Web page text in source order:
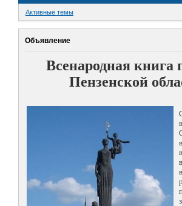
Активные темы
Объявление
Всенародная книга
Пензенской